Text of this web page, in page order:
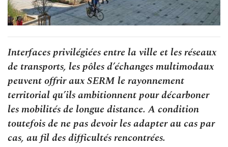
Interfaces privilégiées entre la ville et les réseaux
de transports, les pôles d’échanges multimodaux
peuvent offrir aux SERM le rayonnement
territorial qu’ils ambitionnent pour décarboner
les mobilités de longue distance. A condition
toutefois de ne pas devoir les adapter au cas par
cas, au fil des difficultés rencontrées.